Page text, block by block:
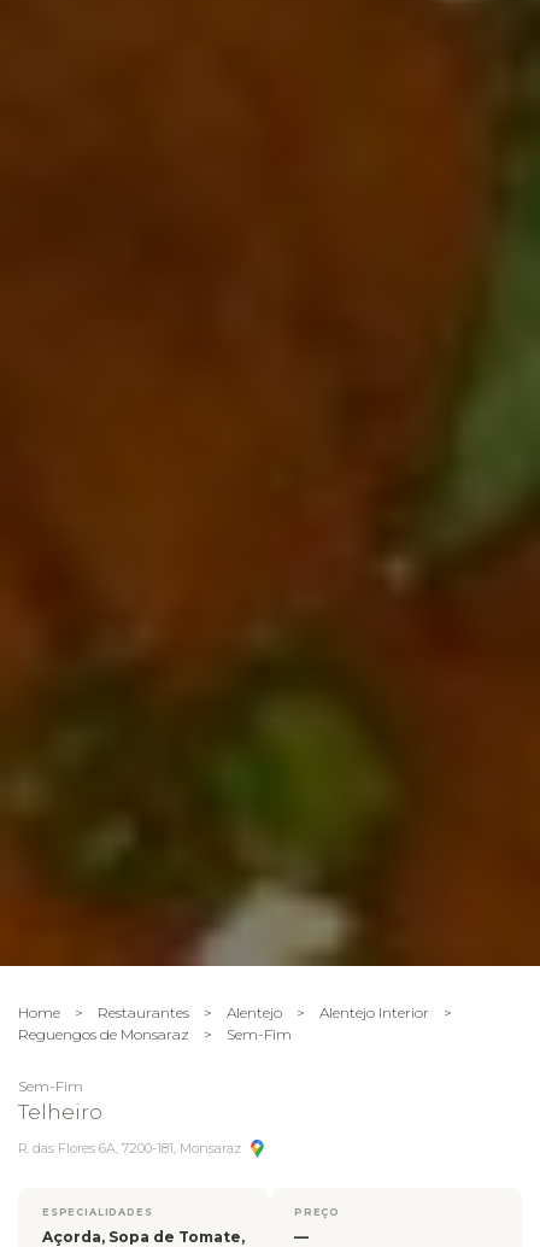
Home > Restaurantes > Alentejo > Alentejo Interior >
Reguengos de Monsaraz > Sem-Fim
Sem-Fim
Telheiro
R. das Flores 6A, 7200-181, Monsaraz
ESPECIALIDADES
Açorda, Sopa de Tomate,
PREÇO
—